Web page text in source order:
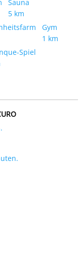
Sauna
5 km
Gym
1 km
Spiel